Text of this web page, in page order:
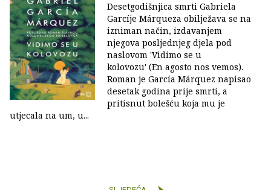
Desetgodišnjica smrti Gabriela
Garcíje Márqueza obilježava se na
izniman način, izdavanjem
njegova posljednjeg djela pod
naslovom 'Vidimo se u
kolovozu' (En agosto nos vemos).
Roman je García Márquez napisao
desetak godina prije smrti, a
pritisnut bolešću koja mu je
utjecala na um, u...